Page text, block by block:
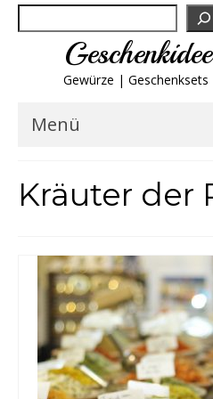
Gewürze |
Menü
Gewürzgläser
Gewürzregal
Grillgewürze
Kräuter der